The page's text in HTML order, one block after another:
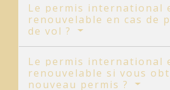
Le permis international
renouvelable en cas de
de vol ?
Le permis international
renouvelable si vous
nouveau permis ?